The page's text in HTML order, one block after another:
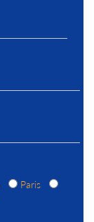
Paris